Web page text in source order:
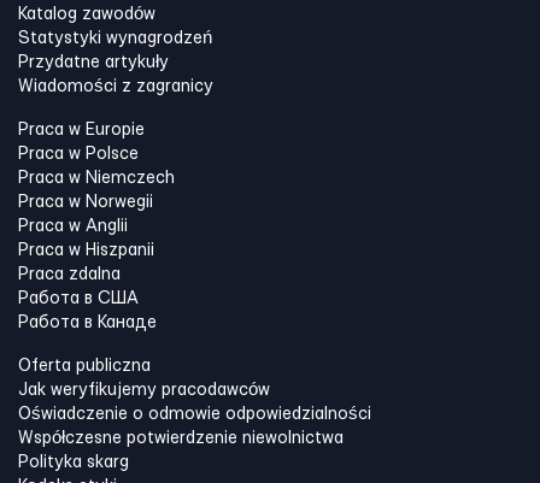
Katalog zawodów
Statystyki wynagrodzeń
Przydatne artykuły
Wiadomości z zagranicy
Praca w Europie
Praca w Polsce
Praca w Niemczech
Praca w Norwegii
Praca w Anglii
Praca w Hiszpanii
Praca zdalna
Работа в США
Работа в Канадe
Oferta publiczna
Jak weryfikujemy pracodawców
Oświadczenie o odmowie odpowiedzialności
Współczesne potwierdzenie niewolnictwa
Polityka skarg